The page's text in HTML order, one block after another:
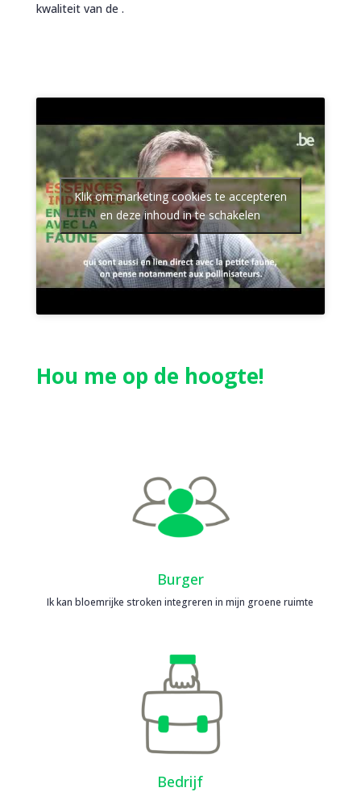
kwaliteit van de .
Klik om marketing cookies te accepteren
en deze inhoud in te schakelen
Hou me op de hoogte!
Burger
Ik kan bloemrijke stroken integreren in mijn groene ruimte
Bedrijf